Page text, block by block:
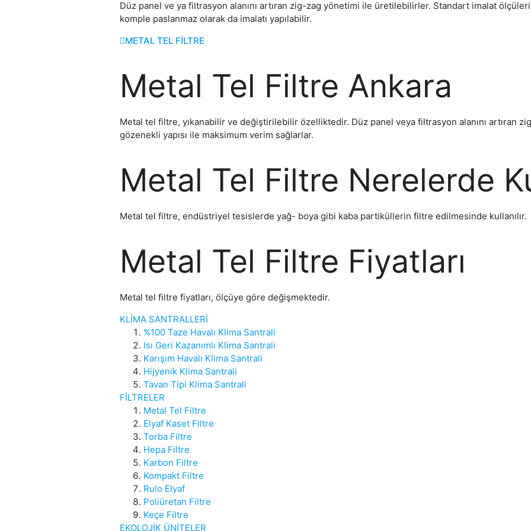
Düz panel ve ya filtrasyon alanını artıran zig-zag yönetimi ile üretilebilirler. Standart imalat
komple paslanmaz olarak da imalatı yapılabilir.
METAL TEL FİLTRE
Metal Tel Filtre Ankara
Metal tel filtre, yıkanabilir ve değiştirilebilir özelliktedir. Düz panel veya filtrasyon alanını artıran
gözenekli yapısı ile maksimum verim sağlarlar.
Metal Tel Filtre Nerelerde
Metal tel filtre, endüstriyel tesislerde yağ- boya gibi kaba partiküllerin filtre edilmesinde kullanılır.
Metal Tel Filtre Fiyatları
Metal tel filtre fiyatları, ölçüye göre değişmektedir.
KLİMA SANTRALLERİ
%100 Taze Havalı Klima Santrali
Isı Geri Kazanımlı Klima Santrali
Karışım Havalı Klima Santrali
Hijyenik Klima Santrali
Tavan Tipi Klima Santrali
FİLTRELER
Metal Tel Filtre
Elyaf Kaset Filtre
Torba Filtre
Hepa Filtre
Karbon Filtre
Kompakt Filtre
Rulo Elyaf
Poliüretan Filtre
Keçe Filtre
EKOLOJİK ÜNİTELER